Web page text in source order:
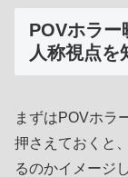
POVホラー
人称視点を
まずはPOVホラ
押さえておくと
るのかイメージ